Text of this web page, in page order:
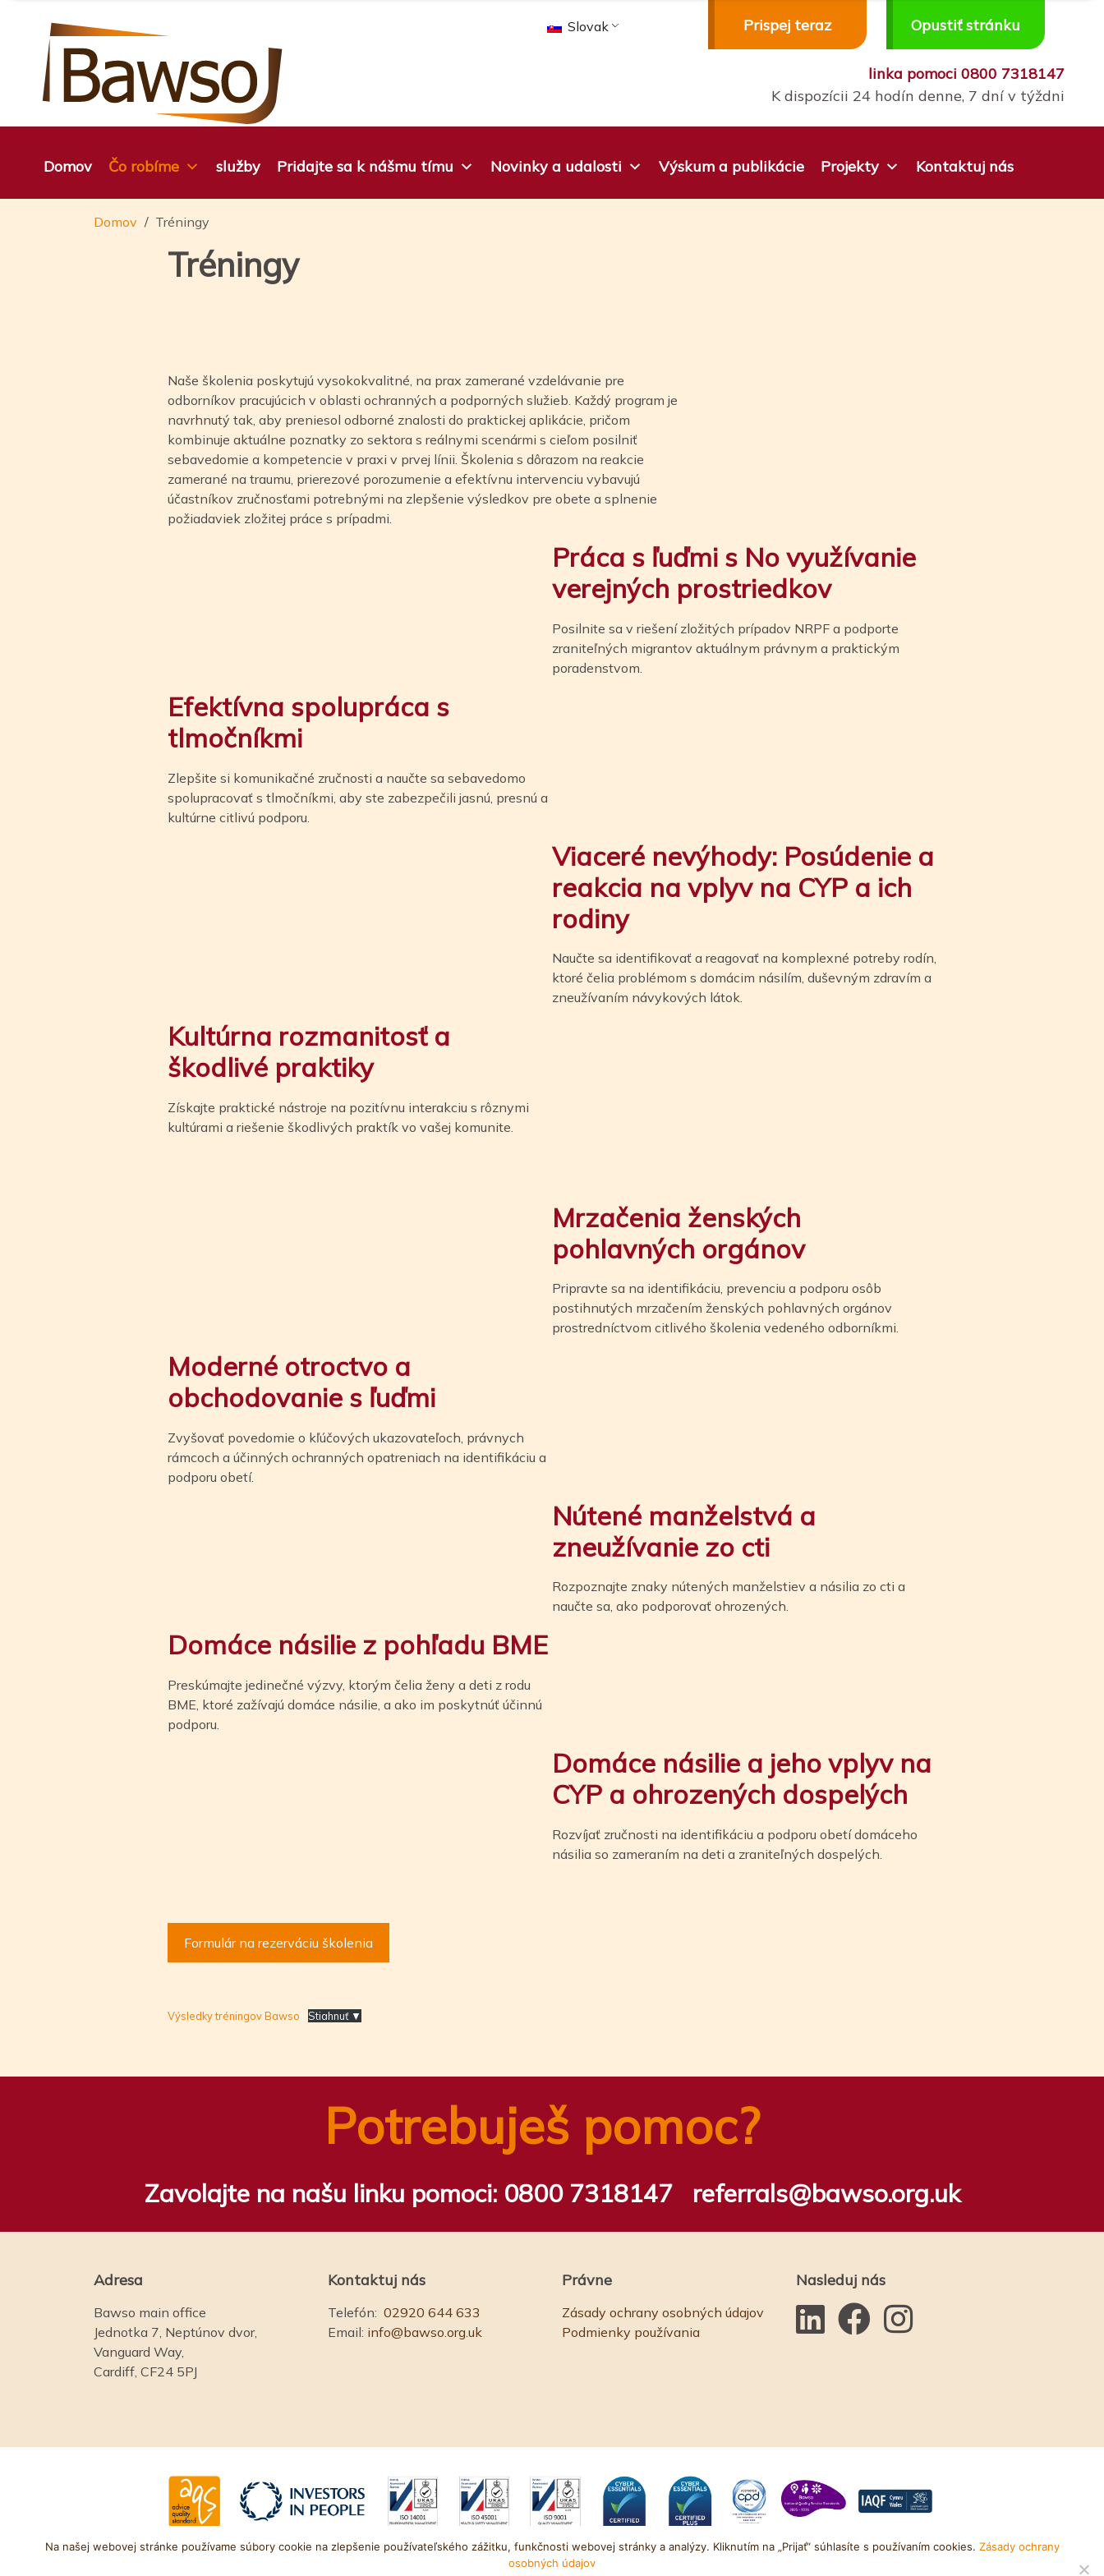
Slovak Prispej teraz Opustiť stránku
linka pomoci 0800 7318147
K dispozícii 24 hodín denne, 7 dní v týždni
Domov Čo robíme služby Pridajte sa k nášmu tímu Novinky a udalosti Výskum a publikácie Projekty Kontaktuj nás
Domov Tréningy
Tréningy
Naše školenia poskytujú vysokokvalitné, na prax zamerané vzdelávanie pre
odborníkov pracujúcich v oblasti ochranných a podporných služieb. Každý program je
navrhnutý tak, aby preniesol odborné znalosti do praktickej aplikácie, pričom
kombinuje aktuálne poznatky zo sektora s reálnymi scenármi s cieľom posilniť
sebavedomie a kompetencie v praxi v prvej línii. Školenia s dôrazom na reakcie
zamerané na traumu, prierezové porozumenie a efektívnu intervenciu vybavujú
účastníkov zručnosťami potrebnými na zlepšenie výsledkov pre obete a splnenie
požiadaviek zložitej práce s prípadmi.
Práca s ľuďmi s No využívanie
verejných prostriedkov
Posilnite sa v riešení zložitých prípadov NRPF a podporte
zraniteľných migrantov aktuálnym právnym a praktickým
poradenstvom.
Efektívna spolupráca s
tlmočníkmi
Zlepšite si komunikačné zručnosti a naučte sa sebavedomo
spolupracovať s tlmočníkmi, aby ste zabezpečili jasnú, presnú a
kultúrne citlivú podporu.
Viaceré nevýhody: Posúdenie a
reakcia na vplyv na CYP a ich
rodiny
Naučte sa identifikovať a reagovať na komplexné potreby rodín,
ktoré čelia problémom s domácim násilím, duševným zdravím a
zneužívaním návykových látok.
Kultúrna rozmanitosť a
škodlivé praktiky
Získajte praktické nástroje na pozitívnu interakciu s rôznymi
kultúrami a riešenie škodlivých praktík vo vašej komunite.
Mrzačenia ženských
pohlavných orgánov
Pripravte sa na identifikáciu, prevenciu a podporu osôb
postihnutých mrzačením ženských pohlavných orgánov
prostredníctvom citlivého školenia vedeného odborníkmi.
Moderné otroctvo a
obchodovanie s ľuďmi
Zvyšovať povedomie o kľúčových ukazovateľoch, právnych
rámcoch a účinných ochranných opatreniach na identifikáciu a
podporu obetí.
Nútené manželstvá a
zneužívanie zo cti
Rozpoznajte znaky nútených manželstiev a násilia zo cti a
naučte sa, ako podporovať ohrozených.
Domáce násilie z pohľadu BME
Preskúmajte jedinečné výzvy, ktorým čelia ženy a deti z rodu
BME, ktoré zažívajú domáce násilie, a ako im poskytnúť účinnú
podporu.
Domáce násilie a jeho vplyv na
CYP a ohrozených dospelých
Rozvíjať zručnosti na identifikáciu a podporu obetí domáceho
násilia so zameraním na deti a zraniteľných dospelých.
Formulár na rezerváciu školenia
Výsledky tréningov Bawso Stiahnuť ▼
Potrebuješ pomoc?
Zavolajte na našu linku pomoci: 0800 7318147 referrals@bawso.org.uk
Adresa
Bawso main office
Jednotka 7, Neptúnov dvor,
Vanguard Way,
Cardiff, CF24 5PJ
Kontaktuj nás
Telefón: 02920 644 633
Email: info@bawso.org.uk
Právne
Zásady ochrany osobných údajov
Podmienky používania
Nasleduj nás
© Bawso 2025. Číslo komisie pre charitu: 1084854. IČO: 03152590. Webovú stránku vytvorilo
Na našej webovej stránke používame súbory cookie na zlepšenie používateľského zážitku, funkčnosti webovej stránky a analýzy. Kliknutím na „Prijať“ súhlasíte s používaním cookies. Zásady ochrany
osobných údajov